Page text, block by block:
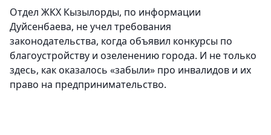
Отдел ЖКХ Кызылорды, по информации
Дуйсенбаева, не учел требования
законодательства, когда объявил конкурсы по
благоустройству и озеленению города. И не только
здесь, как оказалось «забыли» про инвалидов и их
право на предпринимательство.